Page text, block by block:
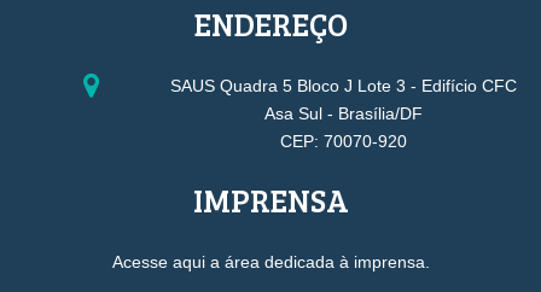
ENDEREÇO
SAUS Quadra 5 Bloco J Lote 3 - Edifício CFC
Asa Sul - Brasília/DF
CEP: 70070-920
IMPRENSA
Acesse aqui a área dedicada à imprensa.